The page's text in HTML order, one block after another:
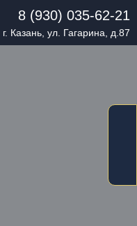
8 (930) 035-62-21
г. Казань, ул. Гагарина, д.87